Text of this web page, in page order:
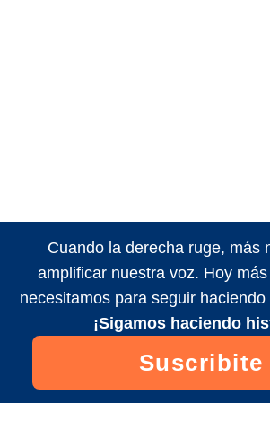
Cuando la derecha ruge, más
amplificar nuestra voz. Hoy
necesitamos para seguir
¡Sigamos haciendo
Suscribite